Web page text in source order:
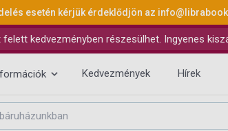
esetén kérjük érdeklődjön az
kedvezményben részesülhet. Ingyenes
Kedvezmények Hírek